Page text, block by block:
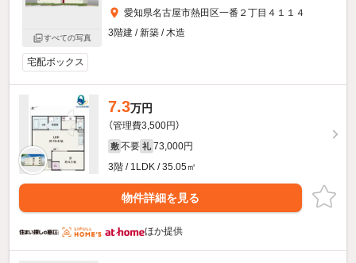
すべての写真
愛知県名古屋市熱田区一番２丁目４１１４
3階建 / 新築 / 木造
宅配ボックス
7.3万円
（管理費3,500円）
敷 不要 礼 73,000円
3階 / 1LDK / 35.05㎡
物件詳細を見る
ほか提供